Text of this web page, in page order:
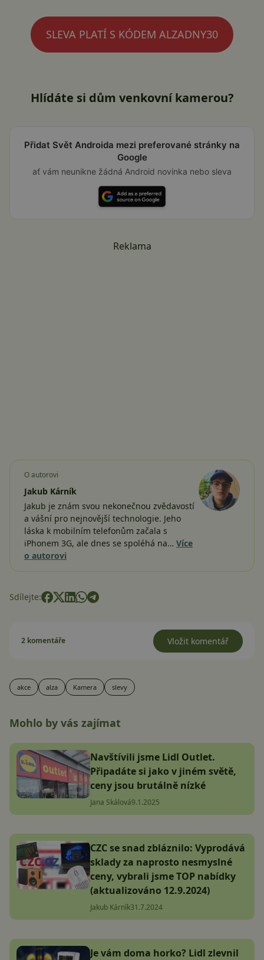
SLEVA PLATÍ S KÓDEM ALZADNY30
Hlídáte si dům venkovní kamerou?
Přidat Svět Androida mezi preferované stránky na
Google
ať vám neunikne žádná Android novinka nebo sleva
Reklama
O autorovi
Jakub Kárník
Jakub je znám svou nekonečnou zvědavostí
a vášní pro nejnovější technologie. Jeho
láska k mobilním telefonům začala s
iPhonem 3G, ale dnes se spoléhá na… Více
o autorovi
Sdílejte:
2 komentáře Vložit komentář
akce alza Kamera slevy
Mohlo by vás zajímat
Navštívili jsme Lidl Outlet.
Připadáte si jako v jiném světě,
ceny jsou brutálně nízké
Jana Skálová9.1.2025
CZC se snad zbláznilo: Vyprodává
sklady za naprosto nesmyslné
ceny, vybrali jsme TOP nabídky
(aktualizováno 12.9.2024)
Jakub Kárník31.7.2024
Je vám doma horko? Lidl zlevnil